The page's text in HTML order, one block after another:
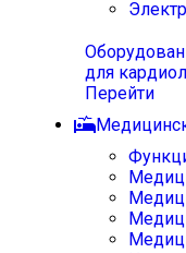
для
Перейти